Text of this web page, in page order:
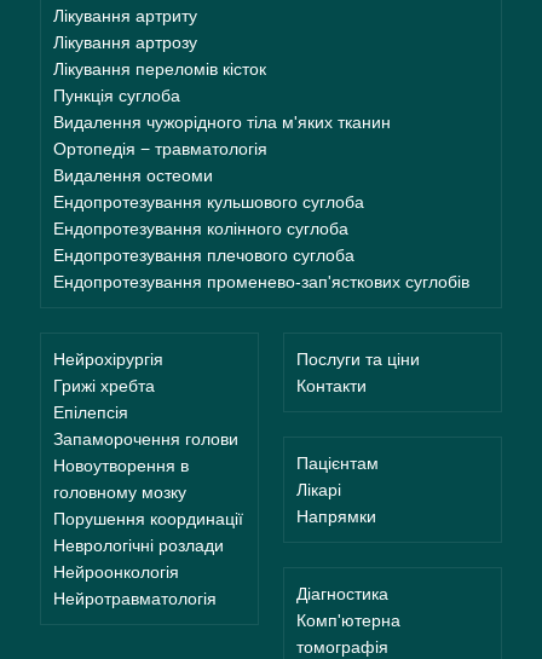
Лікування артриту
Лікування артрозу
Лікування переломів кісток
Пункція суглоба
Видалення чужорідного тіла м'яких тканин
Ортопедія − травматологія
Видалення остеоми
Ендопротезування кульшового суглоба
Ендопротезування колінного суглоба
Ендопротезування плечового суглоба
Ендопротезування променево-зап'ясткових суглобів
Нейрохірургія
Грижі хребта
Епілепсія
Запаморочення голови
Новоутворення в
головному мозку
Порушення координації
Неврологічні розлади
Нейроонкологія
Нейротравматологія
Послуги та ціни
Контакти
Пацієнтам
Лікарі
Напрямки
Діагностика
Комп'ютерна
томографія